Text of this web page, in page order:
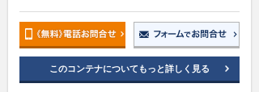
このコンテナについてもっと詳しく見る